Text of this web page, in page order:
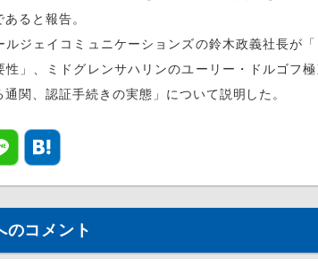
ると報告。
ジェイコミュニケーションズの鈴木政義社長が
性」、ミドグレンサハリンのユーリー・ドルゴフ
関、認証手続きの実態」について説明した。
のコメント